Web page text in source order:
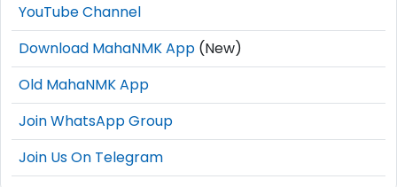
ऑपरेटर सह
तंत्रज्ञ
प्रशिक्षणार्थी
[खाण] /
Operator
cum
मान्यताप्राप्त विद्यापीठ/
संस्थेतील संबंधित
वर्षाचा डिप्लोमा.
28 वर्षे
YouTube Channel
Download MahaNMK App (New)
Old MahaNMK App
Join WhatsApp Group
Join Us On Telegram